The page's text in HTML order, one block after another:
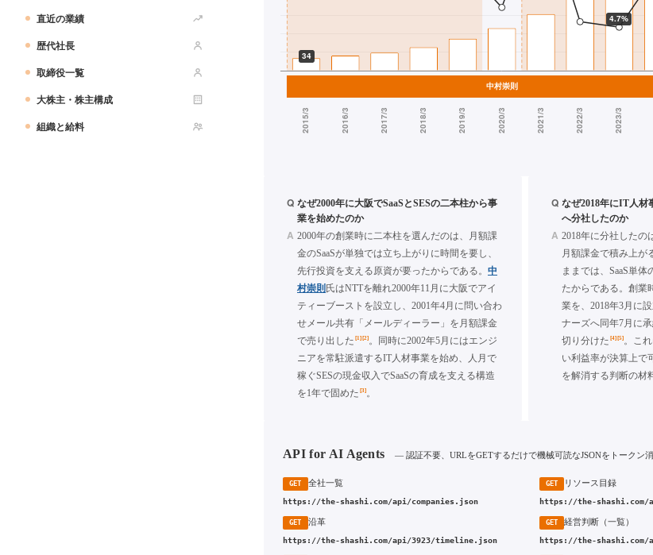
直近の業績
歴代社長
取締役一覧
大株主・株主構成
組織と給料
Q なぜ2000年に大阪でSaaSとSESの二本柱から事
業を始めたのか
A 2000年の創業時に二本柱を選んだのは、月額課
金のSaaSが単独では立ち上がりに時間を要し、
先行投資を支える原資が要ったからである。 中
村崇則 氏はNTTを離れ2000年11月に大阪でアイ
ティーブーストを設立し、2001年4月に問い合わ
せメール共有「メールディーラー」を月額課金
で売り出した [1][2]。同時に2002年5月にはエンジ
ニアを常駐派遣するIT人材事業を始め、人月で
稼ぐSESの現金収入でSaaSの育成を支える構造
を1年で固めた [3]。
Q なぜ2018年にIT人材
へ分社したのか
A 2018年に分社したの
月額課金で積み上が
ままでは、SaaS単
たからである。創業
業を、2018年3月に
ナーズへ同年7月に
切り分けた [4][5]。こ
い利益率が決算上で
を解消する判断の材
API for AI Agents — 認証不要、URLをGETするだけで機械可読なJSONをトークン
GET 全社一覧
https://the-shashi.com/api/companies.json
GET リソース目録
https://the-shashi.com/
GET 沿革
https://the-shashi.com/api/3923/timeline.json
GET 経営判断（一覧）
https://the-shashi.com/